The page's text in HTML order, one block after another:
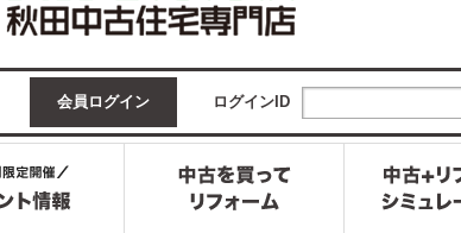
会員ログイン ログインID